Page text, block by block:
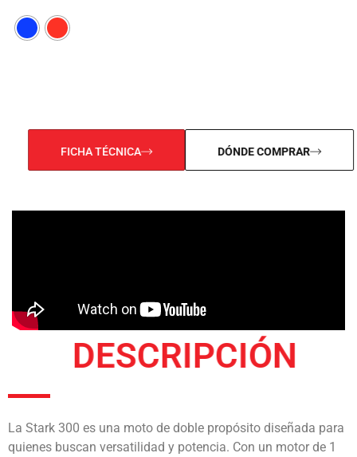
FICHA TÉCNICA DÓNDE COMPRAR
DESCRIPCIÓN
La Stark 300 es una moto de doble propósito diseñada para
quienes buscan versatilidad y potencia. Con un motor de 1